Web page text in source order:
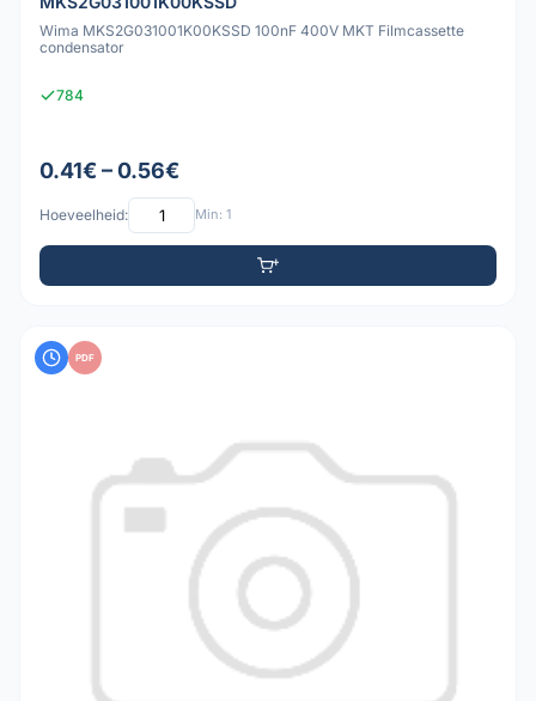
Wima MKS2G031001K00KSSD 100nF 400V MKT Filmcassette
condensator
784
0.41€ – 0.56€
Hoeveelheid: Min: 1
PDF